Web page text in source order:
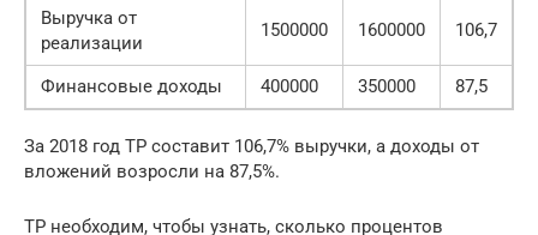
Выручка от
реализации
1500000 1600000 106,7
Финансовые доходы 400000 350000 87,5
За 2018 год ТР составит 106,7% выручки, а доходы от
вложений возросли на 87,5%.
ТР необходим, чтобы узнать, сколько процентов